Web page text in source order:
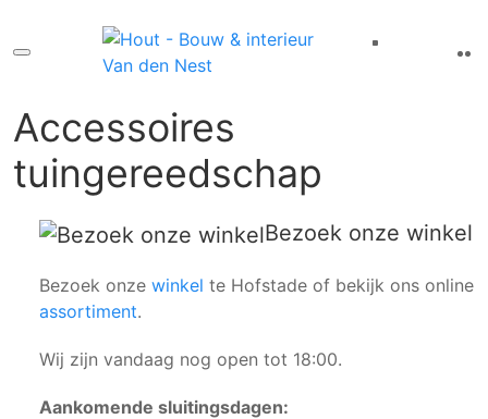
Accessoires
tuingereedschap
Bezoek onze winkel
Bezoek onze winkel te Hofstade of bekijk ons online
assortiment.
Wij zijn vandaag nog open tot 18:00.
Aankomende sluitingsdagen: